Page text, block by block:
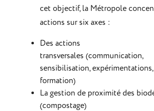
cet objectif, la Métropole
actions sur six axes :
Des actions
transversales (communication,
sensibilisation, expérimentations,
formation)
La gestion de proximité des
(compostage)